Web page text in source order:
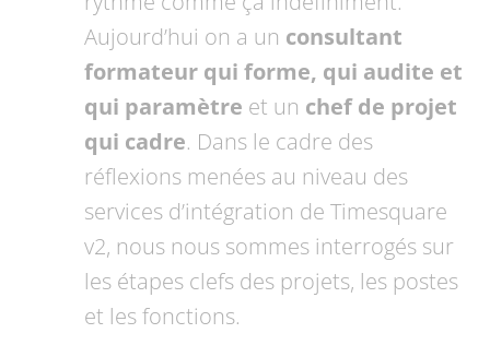
Aujourd’hui on a un consultant
formateur qui forme, qui audite et
qui paramètre et un chef de projet
qui cadre. Dans le cadre des
réflexions menées au niveau des
services d’intégration de Timesquare
v2, nous nous sommes interrogés sur
les étapes clefs des projets, les postes
et les fonctions.